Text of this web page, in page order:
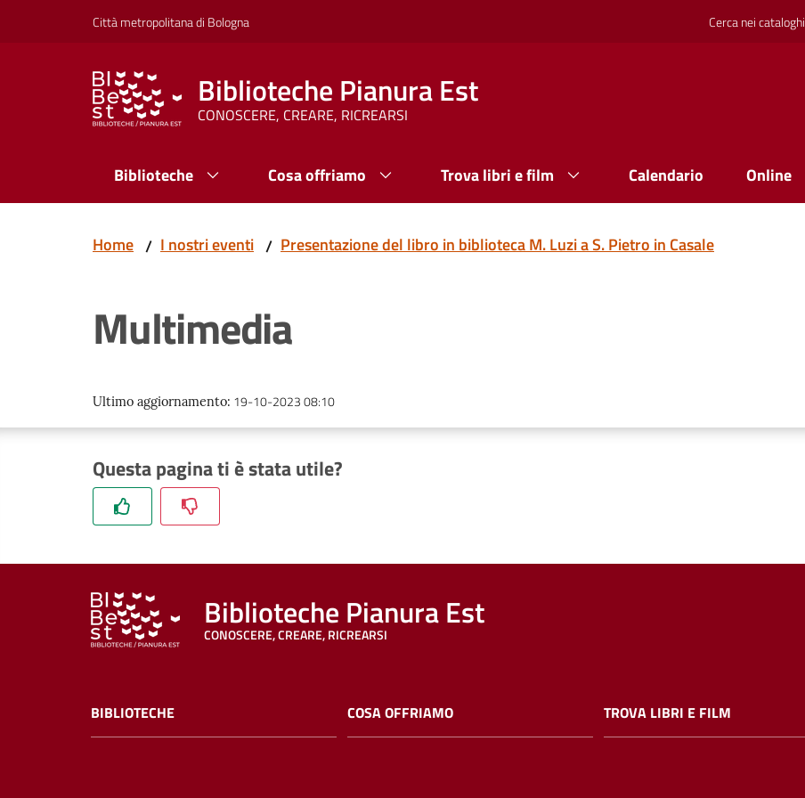
Vai al contenuto
Vai alla navigazioneCittà metropolitana di Bologna Cerca nei cataloghi
Biblioteche Pianura Est
CONOSCERE, CREARE, RICREARSI
Biblioteche Cosa offriamo Trova libri e film Calendario Online
Home / I nostri eventi / Presentazione del libro in biblioteca M. Luzi a S. Pietro in Casale
Multimedia
Ultimo aggiornamento: 19-10-2023 08:10
Questa pagina ti è stata utile?
Biblioteche Pianura Est
CONOSCERE, CREARE, RICREARSI
BIBLIOTECHE COSA OFFRIAMO TROVA LIBRI E FILM